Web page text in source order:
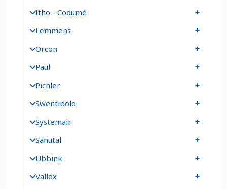
Itho - Codumé
Lemmens
Orcon
Paul
Pichler
Swentibold
Systemair
Sanutal
Ubbink
Vallox